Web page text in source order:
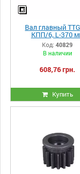
Вал главный
КПП/6, L-370
Код: 40829
В наличии
608,76 грн.
Купить